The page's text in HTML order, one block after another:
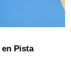
Pista